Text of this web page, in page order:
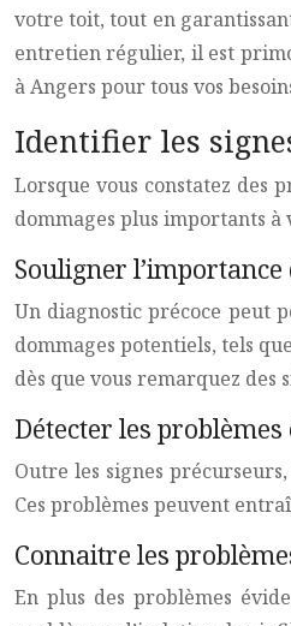
votre toit, tout en
entretien régulier, il est
à Angers pour tous vos
Identifier les
Lorsque vous constatez des
dommages plus importants
Souligner
Un diagnostic précoce peut
dommages potentiels, tels
dès que vous remarquez des
Détecter les
Outre les signes
Ces problèmes peuvent
Connaitre les
En plus des problèmes